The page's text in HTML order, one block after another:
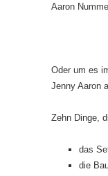
Aaron
Oder um es
Jenny Aaron
Zehn Dinge,
das
die